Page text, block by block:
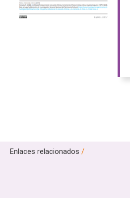
Enlaces relacionados /